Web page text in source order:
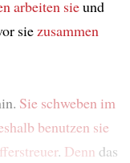
arbeiten sieund
siezusammen
Sie schweben im
benutzen sie
. Denn das